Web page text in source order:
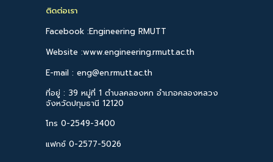
ติดต่อเรา
Facebook :Engineering RMUTT
Website :www.engineering.rmutt.ac.th
E-mail : eng@en.rmutt.ac.th
ที่อยู่ : 39 หมู่ที่ 1 ตำบลคลองหก อำเภอคลองหลวง
จังหวัดปทุมธานี 12120
โทร 0-2549-3400
แฟกซ์ 0-2577-5026